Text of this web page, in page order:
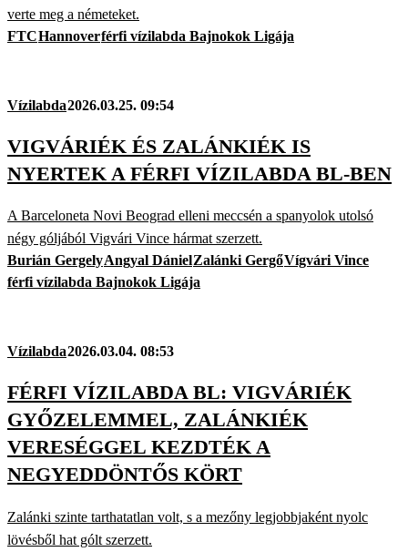
verte meg a németeket.
FTCHannoverférfi vízilabda Bajnokok Ligája
Vízilabda2026.03.25. 09:54
VIGVÁRIÉK ÉS ZALÁNKIÉK IS
NYERTEK A FÉRFI VÍZILABDA BL-BEN
A Barceloneta Novi Beograd elleni meccsén a spanyolok utolsó
négy góljából Vigvári Vince hármat szerzett.
Burián GergelyAngyal DánielZalánki GergőVígvári Vince
férfi vízilabda Bajnokok Ligája
Vízilabda2026.03.04. 08:53
FÉRFI VÍZILABDA BL: VIGVÁRIÉK
GYŐZELEMMEL, ZALÁNKIÉK
VERESÉGGEL KEZDTÉK A
NEGYEDDÖNTŐS KÖRT
Zalánki szinte tarthatatlan volt, s a mezőny legjobbjaként nyolc
lövésből hat gólt szerzett.